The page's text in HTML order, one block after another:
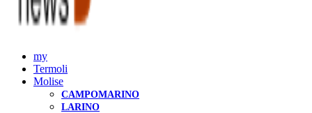
my
Termoli
Molise
CAMPOMARINO
LARINO